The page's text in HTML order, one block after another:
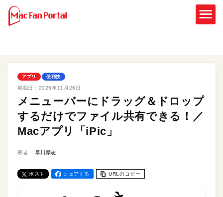
アプリ 便利技
掲載日： 2025年11月26日
メニューバーにドラッグ＆ドロップ
するだけでファイル共有できる！／
Macアプリ「iPic」
著者： 早川厚志
ポスト シェアする URLのコピー